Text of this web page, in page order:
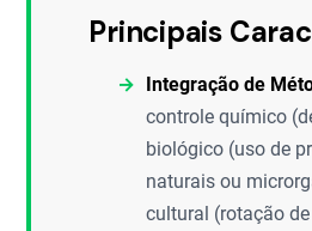
Principais
Integração de
controle químico
biológico (uso de
naturais ou
cultural (rotação